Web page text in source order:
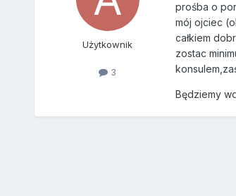
Użytkownik
3
prośba o
mój ojciec
całkiem
zostac
Będziemy